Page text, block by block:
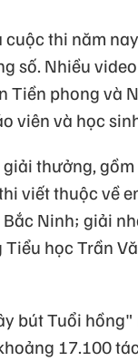
thi năm
số. Nhiều
Tiền phong và
viên và học
thưởng,
viết thuộc về
Ninh; giải
học Trần
bút Tuổi
17.100